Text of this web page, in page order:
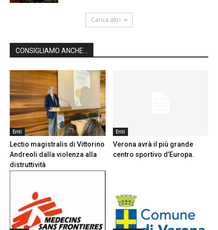
Carica altri
CONSIGLIAMO ANCHE...
Enti
Lectio magistralis di Vittorino
Andreoli dalla violenza alla
distruttività
Enti
Verona avrà il più grande
centro sportivo d’Europa.